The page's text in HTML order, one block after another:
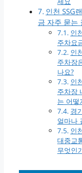
인천 SSG
금 자주 묻는
인
주차요
인
주차장
나요?
인
주차장
는 어떻
경
얼마나
인
대중교
무엇인